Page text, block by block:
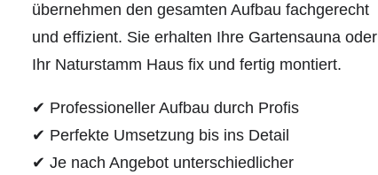
übernehmen den gesamten Aufbau fachgerecht
und effizient. Sie erhalten Ihre Gartensauna oder
Ihr Naturstamm Haus fix und fertig montiert.
✔ Professioneller Aufbau durch Profis
✔ Perfekte Umsetzung bis ins Detail
✔ Je nach Angebot unterschiedlicher